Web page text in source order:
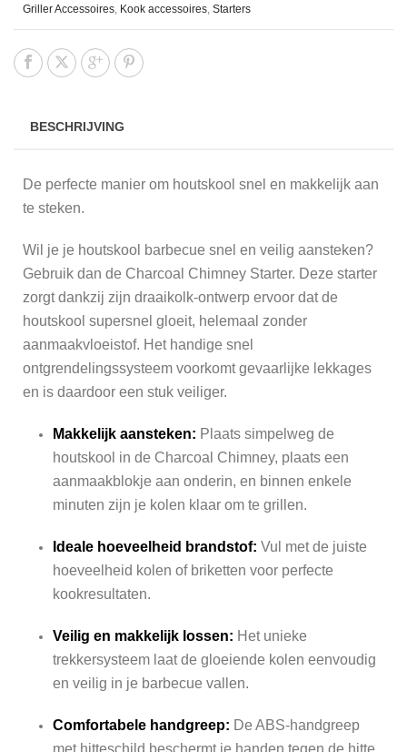
Griller Accessoires Kook accessoires Starters
BESCHRIJVING
De perfecte manier om houtskool snel en makkelijk aan
te steken.
Wil je je houtskool barbecue snel en veilig aansteken?
Gebruik dan de Charcoal Chimney Starter. Deze starter
zorgt dankzij zijn draaikolk-ontwerp ervoor dat de
houtskool supersnel gloeit, helemaal zonder
aanmaakvloeistof. Het handige snel
ontgrendelingssysteem voorkomt gevaarlijke lekkages
en is daardoor een stuk veiliger.
Makkelijk aansteken: Plaats simpelweg de
houtskool in de Charcoal Chimney, plaats een
aanmaakblokje aan onderin, en binnen enkele
minuten zijn je kolen klaar om te grillen.
Ideale hoeveelheid brandstof: Vul met de juiste
hoeveelheid kolen of briketten voor perfecte
kookresultaten.
Veilig en makkelijk lossen: Het unieke
trekkersysteem laat de gloeiende kolen eenvoudig
en veilig in je barbecue vallen.
Comfortabele handgreep: De ABS-handgreep
met hitteschild beschermt je handen tegen de hitte